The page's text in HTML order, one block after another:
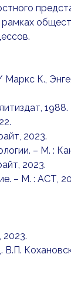
К.,
1988.
2023.
– М. :
2023.
– М. : АСТ,
2023.
В.П.